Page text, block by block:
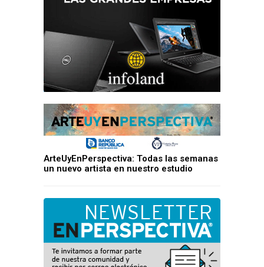
ArteUyEnPerspectiva: Todas las semanas
un nuevo artista en nuestro estudio